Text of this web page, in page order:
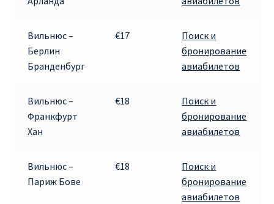
ПРАВИЛА ПРОВОЗА БАГАЖА RYANAIR
РЕЙСАМИ RYANAIR
РЕГИСТРАЦИЯ НА РЕЙС И ДОКУМЕНТЫ ДЛЯ
Информация по бронированию билетов Ryanair
Вильнюс –
Берлин
Бранденбург
€17
Поиск и
бронирование
авиабилетов
Вильнюс –
Франкфурт
Хан
€18
Поиск и
бронирование
авиабилетов
Вильнюс –
Париж Бове
€18
Поиск и
бронирование
авиабилетов